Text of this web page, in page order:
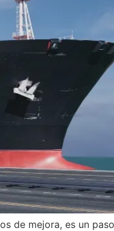
de mejora, es un